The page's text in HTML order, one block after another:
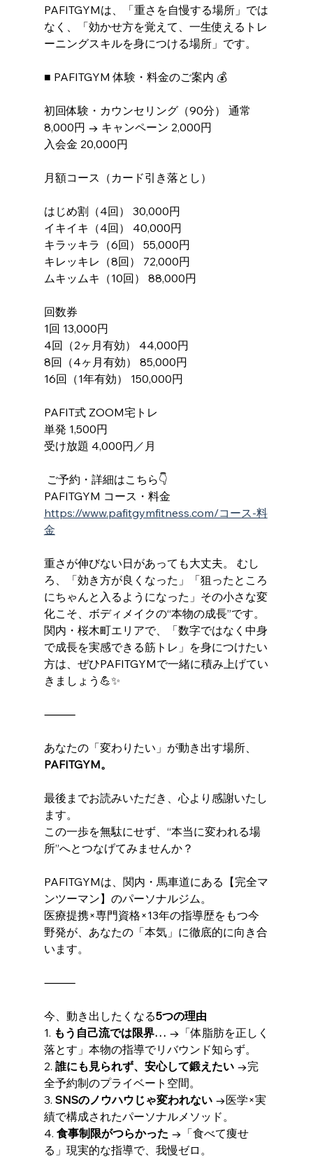
PAFITGYMは、「重さを自慢する場所」では
なく、「効かせ方を覚えて、一生使えるトレ
ーニングスキルを身につける場所」です。
■ PAFITGYM 体験・料金のご案内 💰
初回体験・カウンセリング（90分） 通常
8,000円 → キャンペーン 2,000円
入会金 20,000円
月額コース（カード引き落とし）
はじめ割（4回） 30,000円
イキイキ（4回） 40,000円
キラッキラ（6回） 55,000円
キレッキレ（8回） 72,000円
ムキッムキ（10回） 88,000円
回数券
1回 13,000円
4回（2ヶ月有効） 44,000円
8回（4ヶ月有効） 85,000円
16回（1年有効） 150,000円
PAFIT式 ZOOM宅トレ
単発 1,500円
受け放題 4,000円／月
ご予約・詳細はこちら👇
PAFITGYM コース・料金
https://www.pafitgymfitness.com/コース-料
金
重さが伸びない日があっても大丈夫。 むし
ろ、「効き方が良くなった」「狙ったところ
にちゃんと入るようになった」その小さな変
化こそ、ボディメイクの“本物の成長”です。
関内・桜木町エリアで、「数字ではなく中身
で成長を実感できる筋トレ」を身につけたい
方は、ぜひPAFITGYMで一緒に積み上げてい
きましょう💪✨
⸻
あなたの「変わりたい」が動き出す場所、
PAFITGYM。
最後までお読みいただき、心より感謝いたし
ます。
この一歩を無駄にせず、“本当に変われる場
所”へとつなげてみませんか？
PAFITGYMは、関内・馬車道にある【完全マ
ンツーマン】のパーソナルジム。
医療提携×専門資格×13年の指導歴をもつ今
野発が、あなたの「本気」に徹底的に向き合
います。
⸻
今、動き出したくなる5つの理由
1. もう自己流では限界… →「体脂肪を正しく
落とす」本物の指導でリバウンド知らず。
2. 誰にも見られず、安心して鍛えたい →完
全予約制のプライベート空間。
3. SNSのノウハウじゃ変われない →医学×実
績で構成されたパーソナルメソッド。
4. 食事制限がつらかった →「食べて痩せ
る」現実的な指導で、我慢ゼロ。